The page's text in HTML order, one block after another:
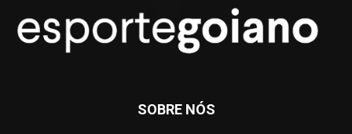
SOBRE NÓS